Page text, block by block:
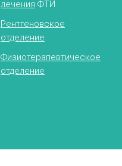
лечения ФТИ
Рентгеновское
отделение
Физиотерапевтическое
отделение